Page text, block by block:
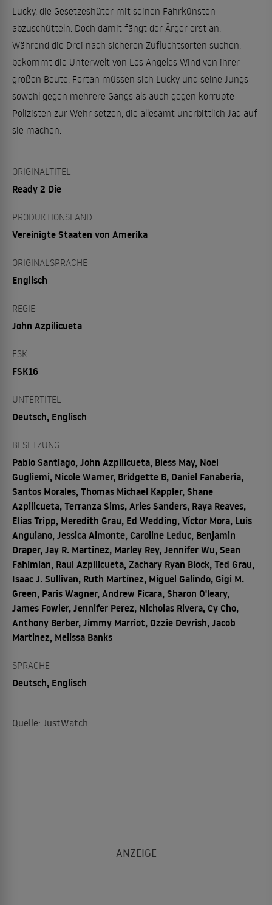
Lucky, die Gesetzeshüter mit seinen Fahrkünsten
abzuschütteln. Doch damit fängt der Ärger erst an.
Während die Drei nach sicheren Zufluchtsorten suchen,
bekommt die Unterwelt von Los Angeles Wind von ihrer
großen Beute. Fortan müssen sich Lucky und seine Jungs
sowohl gegen mehrere Gangs als auch gegen korrupte
Polizisten zur Wehr setzen, die allesamt unerbittlich Jad auf
sie machen.
ORIGINALTITEL
Ready 2 Die
PRODUKTIONSLAND
Vereinigte Staaten von Amerika
ORIGINALSPRACHE
Englisch
REGIE
John Azpilicueta
FSK
FSK16
UNTERTITEL
Deutsch, Englisch
BESETZUNG
Pablo Santiago, John Azpilicueta, Bless May, Noel
Gugliemi, Nicole Warner, Bridgette B, Daniel Fanaberia,
Santos Morales, Thomas Michael Kappler, Shane
Azpilicueta, Terranza Sims, Aries Sanders, Raya Reaves,
Elias Tripp, Meredith Grau, Ed Wedding, Víctor Mora, Luis
Anguiano, Jessica Almonte, Caroline Leduc, Benjamin
Draper, Jay R. Martinez, Marley Rey, Jennifer Wu, Sean
Fahimian, Raul Azpilicueta, Zachary Ryan Block, Ted Grau,
Isaac J. Sullivan, Ruth Martínez, Miguel Galindo, Gigi M.
Green, Paris Wagner, Andrew Ficara, Sharon O'leary,
James Fowler, Jennifer Perez, Nicholas Rivera, Cy Cho,
Anthony Berber, Jimmy Marriot, Ozzie Devrish, Jacob
Martinez, Melissa Banks
SPRACHE
Deutsch, Englisch
Quelle: JustWatch